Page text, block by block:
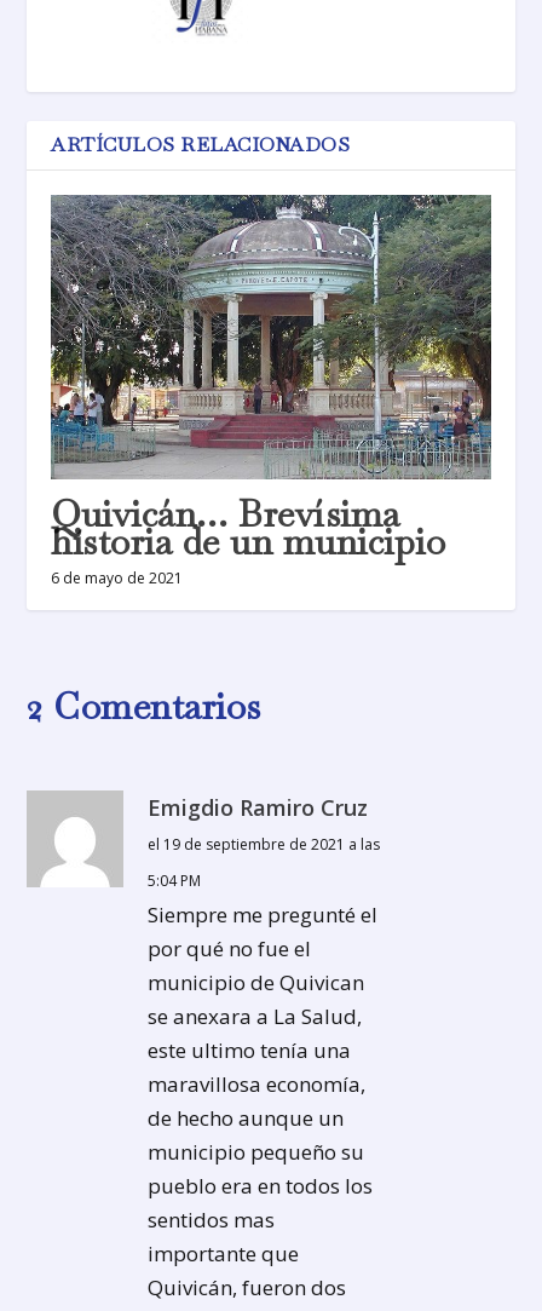
ARTÍCULOS RELACIONADOS
Quivicán… Brevísima
historia de un municipio
6 de mayo de 2021
2 Comentarios
Emigdio Ramiro Cruz
el 19 de septiembre de 2021 a las
5:04 PM
Siempre me pregunté el
por qué no fue el
municipio de Quivican
se anexara a La Salud,
este ultimo tenía una
maravillosa economía,
de hecho aunque un
municipio pequeño su
pueblo era en todos los
sentidos mas
importante que
Quivicán, fueron dos